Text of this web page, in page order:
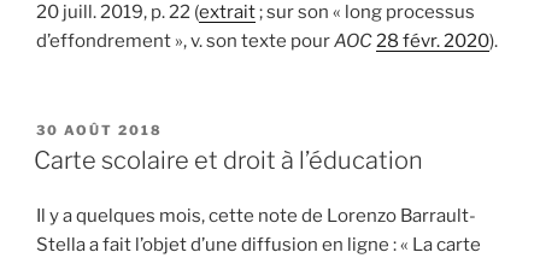
20 juill. 2019, p. 22 (extrait; sur son « long processus
d’effondrement », v. son texte pourAOC28 févr. 2020).
PUBLIÉ
LE
30 AOÛT 2018
Carte scolaire et droit à l’éducation
Il y a quelques mois, cette note de Lorenzo Barrault-
Stella a fait l’objet d’une diffusion en ligne : « La carte